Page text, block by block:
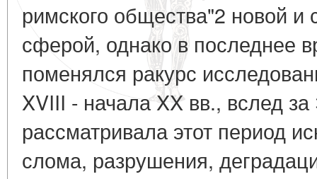
римского общества"2 новой и
сферой, однако в последнее
поменялся ракурс
XVIII - начала XX вв., вслед
рассматривала этот период
слома, разрушения,